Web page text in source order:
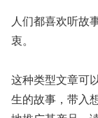
人们都喜欢听故
衷。
这种类型文章可
生的故事，带入